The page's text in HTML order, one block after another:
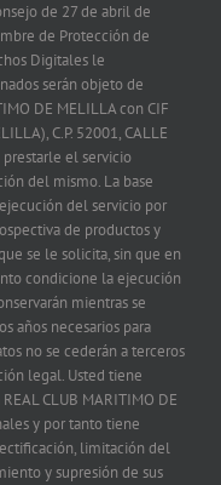
de 27 de abril de
de Protección de
Digitales le
serán objeto de
DE MELILLA con CIF
C.P. 52001, CALLE
prestarle el servicio
del mismo. La base
del servicio por
de productos y
se le solicita, sin que en
condicione la ejecución
mientras se
años necesarios para
no se cederán a terceros
legal. Usted tiene
CLUB MARITIMO DE
y por tanto tiene
limitación del
y supresión de sus